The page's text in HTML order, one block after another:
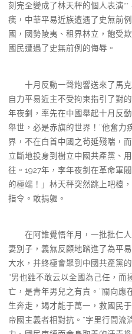
刻完全變成了林天秤的個人表演
痍，中華平易近族遭遇了史無前例
國，國勢陵夷、租界林立，飽受
國民遭遇了史無前例的侮辱。
十月反動一聲炮響送來了馬克
自力平易近主不受拘束指引了對
年夜釗，率先在中國舉起十月反
舉世，必是赤旗的世界！”他奮力
界，不在白首中國之茍延殘喘，
立斷地投身到樹立中國共產黨、
往。1927年，李年夜釗在革命軍
的極端！」林天秤突然跳上吧檯
指令。敢捐軀。
在阿誰覺悟年月，一批批仁人
妻別子，義無反顧地踏進了為平
大水，并終極會聚到中國共產黨
“男也雖不敢云以全國為己任，而
亡，是青年男兒之有責。”關向應
生奔走，竭才能于萬一，救國民
帝國主義者相對抗。”字里行間流